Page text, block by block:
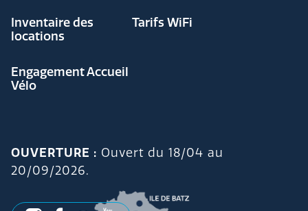
Inventaire des
locations
Tarifs WiFi
Engagement Accueil
Vélo
OUVERTURE : Ouvert du 18/04 au
20/09/2026.